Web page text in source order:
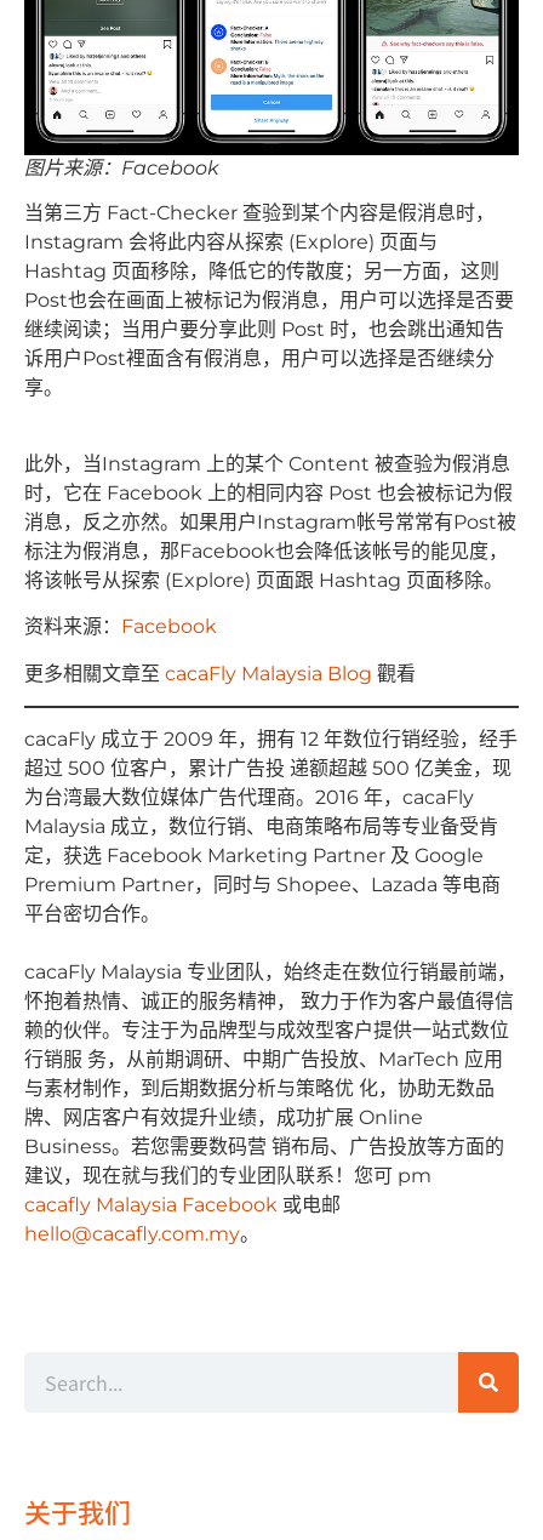
图片来源：Facebook
当第三方 Fact-Checker 查验到某个内容是假消息时，
Instagram 会将此内容从探索 (Explore) 页面与
Hashtag 页面移除，降低它的传散度；另一方面，这则
Post也会在画面上被标记为假消息，用户可以选择是否要
继续阅读；当用户要分享此则 Post 时，也会跳出通知告
诉用户Post裡面含有假消息，用户可以选择是否继续分
享。
此外，当Instagram 上的某个 Content 被查验为假消息
时，它在 Facebook 上的相同内容 Post 也会被标记为假
消息，反之亦然。如果用户Instagram帐号常常有Post被
标注为假消息，那Facebook也会降低该帐号的能见度，
将该帐号从探索 (Explore) 页面跟 Hashtag 页面移除。
资料来源： Facebook
更多相關文章至 cacaFly Malaysia Blog 觀看
cacaFly 成⽴于 2009 年，拥有 12 年数位⾏销经验，经⼿
超过 500 位客户，累计⼴告投 递额超越 500 亿美⾦，现
为台湾最⼤数位媒体⼴告代理商。2016 年，cacaFly
Malaysia 成⽴，数位⾏销、电商策略布局等专业备受肯
定，获选 Facebook Marketing Partner 及 Google
Premium Partner，同时与 Shopee、Lazada 等电商
平台密切合作。
cacaFly Malaysia 专业团队，始终⾛在数位⾏销最前端，
怀抱着热情、诚正的服务精神， 致⼒于作为客户最值得信
赖的伙伴。专注于为品牌型与成效型客户提供⼀站式数位
⾏销服 务，从前期调研、中期⼴告投放、MarTech 应⽤
与素材制作，到后期数据分析与策略优 化，协助⽆数品
牌、⽹店客户有效提升业绩，成功扩展 Online
Business。若您需要数码营 销布局、⼴告投放等⽅⾯的
建议，现在就与我们的专业团队联系！您可 pm
cacafly Malaysia Facebook 或电邮
hello@cacafly.com.my。
关于我们